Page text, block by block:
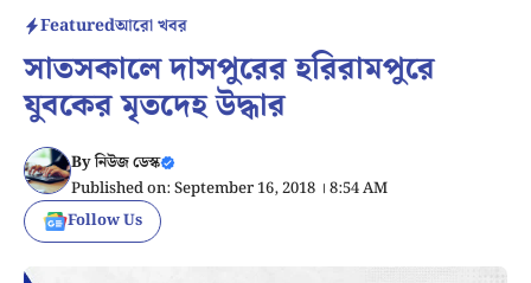
Featuredআরো খবর
সাতসকালে দাসপুরের হরিরামপুরে
যুবকের মৃতদেহ উদ্ধার
Byনিউজ ডেস্ক
Published on: September 16, 2018 । 8:54 AM
Follow Us